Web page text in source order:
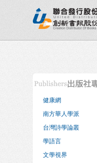
熱銷排行榜 出版社專區
健康網
南方華人學派
台灣詩學論叢
學語言
文學視界